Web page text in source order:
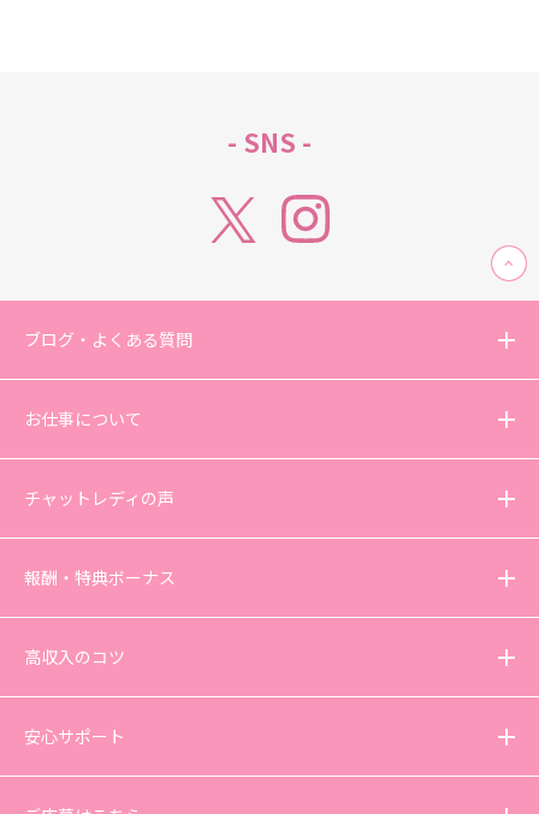
- SNS -
ブログ・よくある質問
お仕事について
チャットレディの声
報酬・特典ボーナス
高収入のコツ
安心サポート